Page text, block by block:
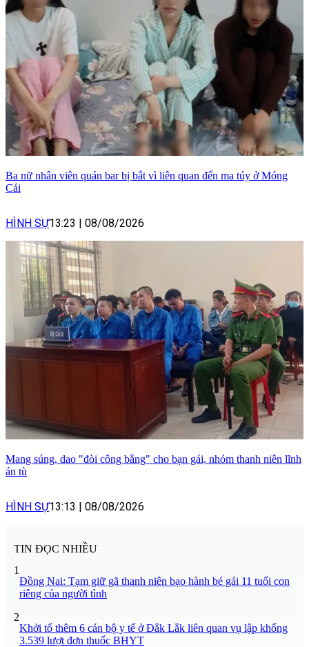
Ba nữ nhân viên quán bar bị bắt vì liên quan đến ma túy ở Móng
Cái
HÌNH SỰ13:23 08/08/2026
Mang súng, dao "đòi công bằng" cho bạn gái, nhóm thanh niên lĩnh
án tù
HÌNH SỰ13:13 08/08/2026
TIN ĐỌC NHIỀU
1
Đồng Nai: Tạm giữ gã thanh niên bạo hành bé gái 11 tuổi con
riêng của người tình
2
Khởi tố thêm 6 cán bộ y tế ở Đắk Lắk liên quan vụ lập khống
3.539 lượt đơn thuốc BHYT